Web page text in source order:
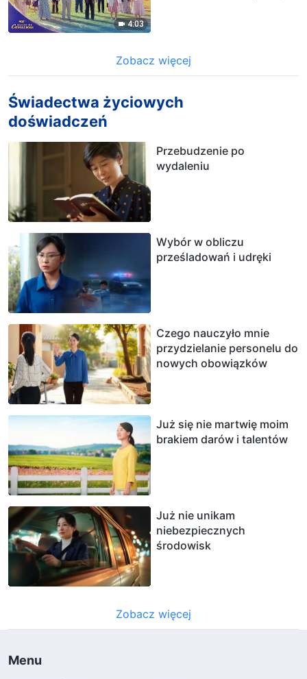
4:03
Zobacz więcej
Świadectwa życiowych
doświadczeń
Przebudzenie po
wydaleniu
Wybór w obliczu
prześladowań i udręki
Czego nauczyło mnie
przydzielanie personelu do
nowych obowiązków
Już się nie martwię moim
brakiem darów i talentów
Już nie unikam
niebezpiecznych
środowisk
Zobacz więcej
Menu